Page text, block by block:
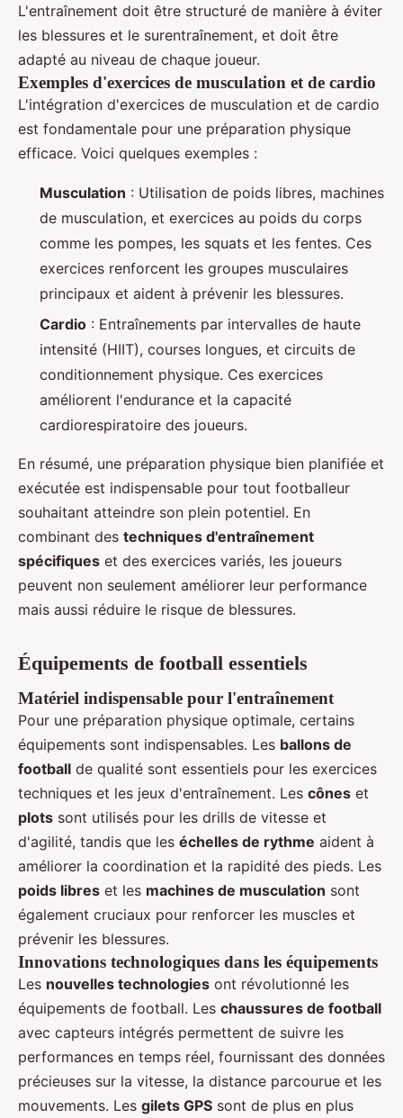
L'entraînement doit être structuré de manière à éviter
les blessures et le surentraînement, et doit être
adapté au niveau de chaque joueur.
Exemples d'exercices de musculation et de cardio
L'intégration d'exercices de musculation et de cardio
est fondamentale pour une préparation physique
efficace. Voici quelques exemples :
Musculation : Utilisation de poids libres, machines
de musculation, et exercices au poids du corps
comme les pompes, les squats et les fentes. Ces
exercices renforcent les groupes musculaires
principaux et aident à prévenir les blessures.
Cardio : Entraînements par intervalles de haute
intensité (HIIT), courses longues, et circuits de
conditionnement physique. Ces exercices
améliorent l'endurance et la capacité
cardiorespiratoire des joueurs.
En résumé, une préparation physique bien planifiée et
exécutée est indispensable pour tout footballeur
souhaitant atteindre son plein potentiel. En
combinant des techniques d'entraînement
spécifiques et des exercices variés, les joueurs
peuvent non seulement améliorer leur performance
mais aussi réduire le risque de blessures.
Équipements de football essentiels
Matériel indispensable pour l'entraînement
Pour une préparation physique optimale, certains
équipements sont indispensables. Les ballons de
football de qualité sont essentiels pour les exercices
techniques et les jeux d'entraînement. Les cônes et
plots sont utilisés pour les drills de vitesse et
d'agilité, tandis que les échelles de rythme aident à
améliorer la coordination et la rapidité des pieds. Les
poids libres et les machines de musculation sont
également cruciaux pour renforcer les muscles et
prévenir les blessures.
Innovations technologiques dans les équipements
Les nouvelles technologies ont révolutionné les
équipements de football. Les chaussures de football
avec capteurs intégrés permettent de suivre les
performances en temps réel, fournissant des données
précieuses sur la vitesse, la distance parcourue et les
mouvements. Les gilets GPS sont de plus en plus